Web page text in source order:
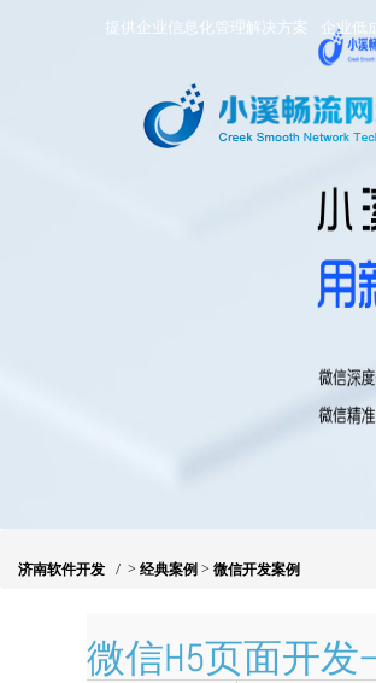
提供企业信息化管理解决方案 企业低
济南软件开发 / > 经典案例> 微信开发案例
微信H5页面开